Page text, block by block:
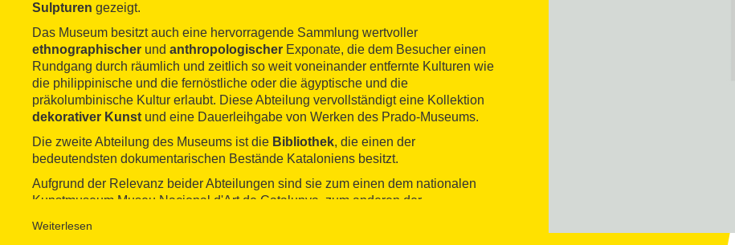
Sulpturen gezeigt.
Das Museum besitzt auch eine hervorragende Sammlung wertvoller
ethnographischer und anthropologischer Exponate, die dem Besucher einen
Rundgang durch räumlich und zeitlich so weit voneinander entfernte Kulturen wie
die philippinische und die fernöstliche oder die ägyptische und die
präkolumbinische Kultur erlaubt. Diese Abteilung vervollständigt eine Kollektion
dekorativer Kunst und eine Dauerleihgabe von Werken des Prado-Museums.
Die zweite Abteilung des Museums ist die Bibliothek, die einen der
bedeutendsten dokumentarischen Bestände Kataloniens besitzt.
Aufgrund der Relevanz beider Abteilungen sind sie zum einen dem nationalen
Kunstmuseum Museu Nacional d'Art de Catalunya, zum anderen der
Weiterlesen